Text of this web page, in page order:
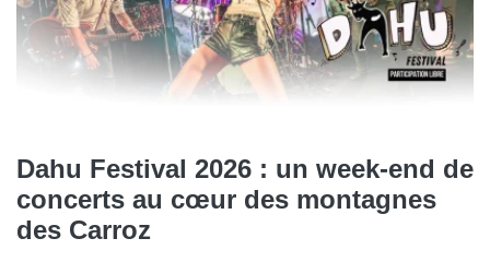
Dahu Festival 2026 : un week-end de
concerts au cœur des montagnes
des Carroz